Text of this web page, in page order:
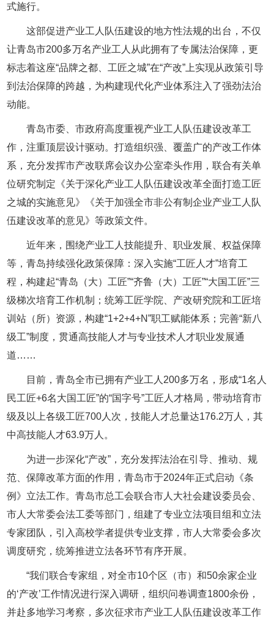
式施行。
这部促进产业工人队伍建设的地方性法规的出台，不仅
让青岛市200多万名产业工人从此拥有了专属法治保障，更
标志着这座“品牌之都、工匠之城”在“产改”上实现从政策引导
到法治保障的跨越，为构建现代化产业体系注入了强劲法治
动能。
青岛市委、市政府高度重视产业工人队伍建设改革工
作，注重顶层设计驱动。打造组织强、覆盖广的产改工作体
系，充分发挥市产改联席会议办公室牵头作用，联合有关单
位研究制定《关于深化产业工人队伍建设改革全面打造工匠
之城的实施意见》《关于加强全市非公有制企业产业工人队
伍建设改革的意见》等政策文件。
近年来，围绕产业工人技能提升、职业发展、权益保障
等，青岛持续强化政策保障：深入实施“工匠人才”培育工
程，构建起“青岛（大）工匠”“齐鲁（大）工匠”“大国工匠”三
级梯次培育工作机制；统筹工匠学院、产改研究院和工匠培
训站（所）资源，构建“1+2+4+N”职工赋能体系；完善“新八
级工”制度，贯通高技能人才与专业技术人才职业发展通
道……
目前，青岛全市已拥有产业工人200多万名，形成“1名人
民工匠+6名大国工匠”的“国字号”工匠人才格局，带动培育市
级及以上各级工匠700人次，技能人才总量达176.2万人，其
中高技能人才63.9万人。
为进一步深化“产改”，充分发挥法治在引导、推动、规
范、保障改革方面的作用，青岛市于2024年正式启动《条
例》立法工作。青岛市总工会联合市人大社会建设委员会、
市人大常委会法工委等部门，组建了专业立法项目组和立法
专家团队，引入高校学者提供专业支撑，市人大常委会多次
调度研究，统筹推进立法各环节有序开展。
“我们联合专家组，对全市10个区（市）和50余家企业
的‘产改’工作情况进行深入调研，组织问卷调查1800余份，
并赴多地学习考察，多次征求市产业工人队伍建设改革工作